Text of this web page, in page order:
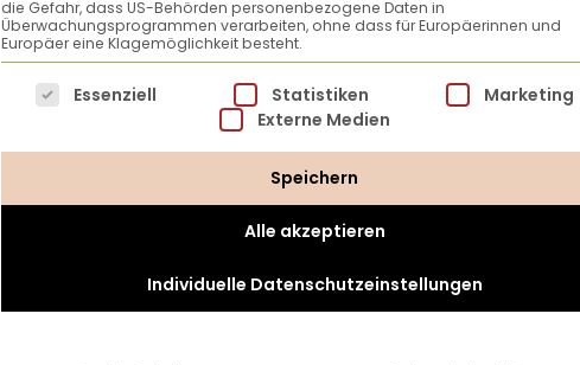
Lena Butschek
die Gefahr, dass US-Behörden personenbezogene Daten in
Überwachungsprogrammen verarbeiten, ohne dass für Europäerinnen und
Europäer eine Klagemöglichkeit besteht.
Es folgt eine Liste der Service-Gruppen, für die eine
Essenziell Statistiken
Marketing
Externe Medien
Speichern
Alle akzeptieren
Individuelle Datenschutzeinstellungen